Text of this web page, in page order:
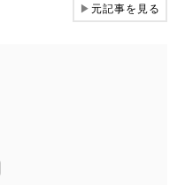
▶元記事を見る